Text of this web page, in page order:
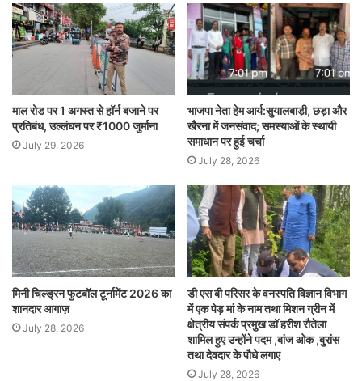
माल रोड पर 1 अगस्त से हॉर्न बजाने पर
प्रतिबंध, उल्लंघन पर ₹1000 जुर्माना
July 29, 2026
भाजपा नेता हेम आर्य:सुयालबाड़ी, छड़ा और
खैरना में जनसंवाद; समस्याओं के स्थायी
समाधान पर हुई चर्चा
July 28, 2026
मिनी चिल्ड्रन फुटबॉल टूर्नामेंट 2026 का
शानदार आगाज़
July 28, 2026
डी एस बी परिसर के वनस्पति विज्ञान विभाग
में एक पेड़ मां के नाम तथा मिशन ग्रीन में
क्षेत्रीय संपर्क प्रमुख डॉ हरीश रौतेला
शामिल हुए उन्होंने पदम ,बांज ओक ,बुरांस
तथा देवदार के पौधे लगाए
July 28, 2026